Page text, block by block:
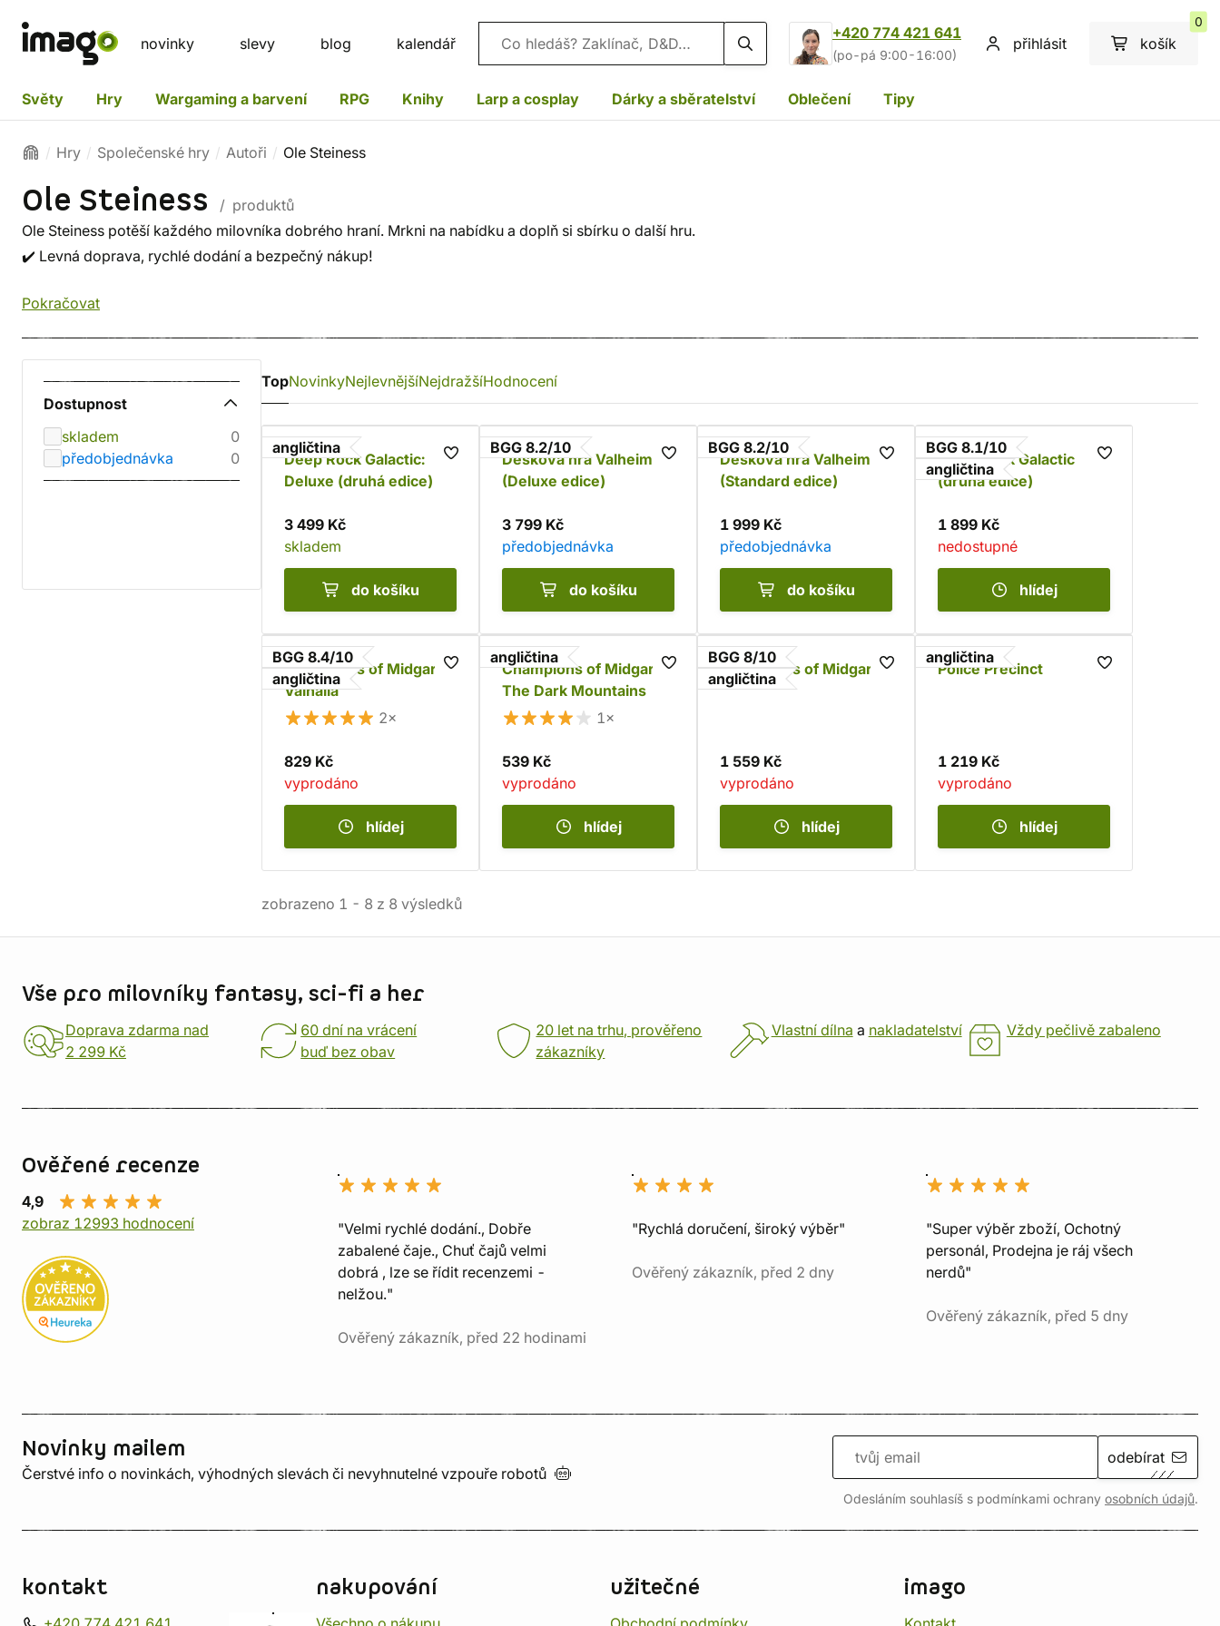
novinky slevy blog kalendář Vyhledávání
+420 774 421 641
(po-pá 9:00-16:00)
přihlásit košík
0
Světy Hry Wargaming a barvení RPG Knihy Larp a cosplay Dárky a sběratelství Oblečení Tipy
Hry Společenské hry Autoři Ole Steiness
Ole Steiness
/ produktů
Ole Steiness potěší každého milovníka dobrého hraní. Mrkni na nabídku a doplň si sbírku o další hru.
✔️ Levná doprava, rychlé dodání a bezpečný nákup!
Pokračovat
Dostupnost
skladem
0
předobjednávka
0
TopNovinkyNejlevnějšíNejdražšíHodnocení
angličtina
Deep Rock Galactic:
Deluxe (druhá edice)
3 499 Kč
skladem
do košíku
BGG 8.2/10
Desková hra Valheim
(Deluxe edice)
3 799 Kč
předobjednávka
do košíku
BGG 8.2/10
Desková hra Valheim
(Standard edice)
1 999 Kč
předobjednávka
do košíku
BGG 8.1/10
angličtina
Deep Rock Galactic
(druhá edice)
1 899 Kč
nedostupné
hlídej
BGG 8.4/10
angličtina
Champions of Midgard:
Valhalla
2×
829 Kč
vyprodáno
hlídej
angličtina
Champions of Midgard:
The Dark Mountains
1×
539 Kč
vyprodáno
hlídej
BGG 8/10
angličtina
Champions of Midgard
1 559 Kč
vyprodáno
hlídej
angličtina
Police Precinct
1 219 Kč
vyprodáno
hlídej
zobrazeno 1 - 8 z 8 výsledků
Vše pro milovníky fantasy, sci-fi a her
Doprava zdarma nad
2 299 Kč
60 dní na vrácení
buď bez obav
20 let na trhu, prověřeno
zákazníky
Vlastní dílna a nakladatelství Vždy pečlivě zabaleno
Ověřené recenze
4,9
zobraz 12993 hodnocení
"Velmi rychlé dodání., Dobře
zabalené čaje., Chuť čajů velmi
dobrá , lze se řídit recenzemi -
nelžou."
Ověřený zákazník, před 22 hodinami
"Rychlá doručení, široký výběr"
Ověřený zákazník, před 2 dny
"Super výběr zboží, Ochotný
personál, Prodejna je ráj všech
nerdů"
Ověřený zákazník, před 5 dny
Novinky mailem
Čerstvé info o novinkách, výhodných slevách či nevyhnutelné vzpouře robotů
odebírat
Odesláním souhlasíš s podmínkami ochrany osobních údajů.
kontakt nakupování užitečné imago